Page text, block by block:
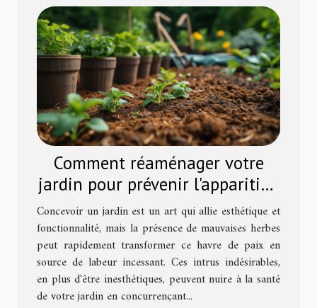
Comment réaménager votre
jardin pour prévenir l'apparition
des mauvaises herbes ?
Concevoir un jardin est un art qui allie esthétique et
fonctionnalité, mais la présence de mauvaises herbes
peut rapidement transformer ce havre de paix en
source de labeur incessant. Ces intrus indésirables,
en plus d'être inesthétiques, peuvent nuire à la santé
de votre jardin en concurrençant...